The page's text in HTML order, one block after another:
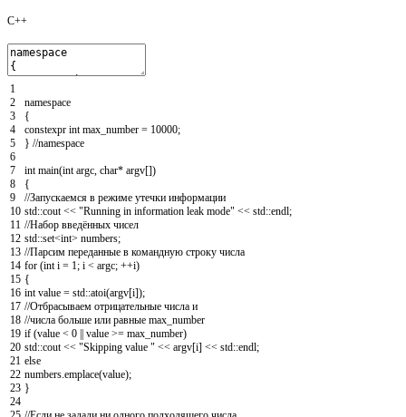
C++
1
2
3
4
5
6
7
8
9
10
11
12
13
14
15
16
17
18
19
20
21
22
23
24
namespace
{
constexpr int max_number = 10000;
} //namespace
int main(int argc, char* argv[])
{
//Запускаемся в режиме утечки информации
std::cout << "Running in information leak mode" << std::endl;
//Набор введённых чисел
std::set<int> numbers;
//Парсим переданные в командную строку числа
for (int i = 1; i < argc; ++i)
{
int value = std::atoi(argv[i]);
//Отбрасываем отрицательные числа и
//числа больше или равные max_number
if (value < 0 value >= max_number)
std::cout << "Skipping value " << argv[i] << std::endl;
else
numbers.emplace(value);
}